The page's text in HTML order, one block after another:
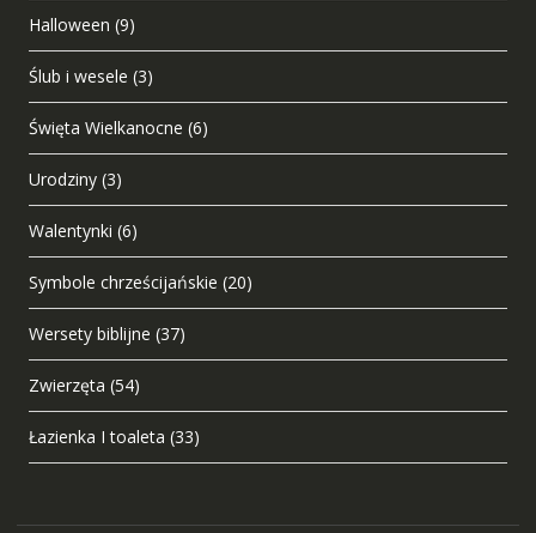
Halloween (9)
Ślub i wesele (3)
Święta Wielkanocne (6)
Urodziny (3)
Walentynki (6)
Symbole chrześcijańskie (20)
Wersety biblijne (37)
Zwierzęta (54)
Łazienka I toaleta (33)